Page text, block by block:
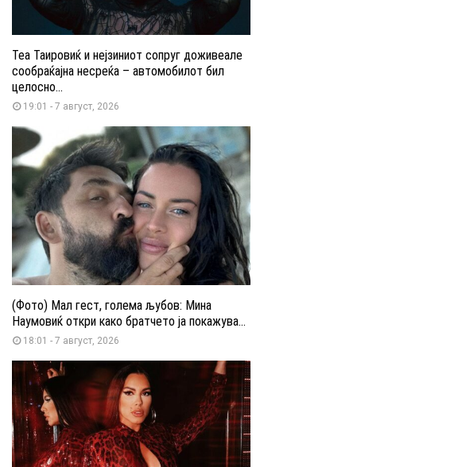
Теа Таировиќ и нејзиниот сопруг доживеале
сообраќајна несреќа – автомобилот бил
целосно...
19:01 - 7 август, 2026
(Фото) Мал гест, голема љубов: Мина
Наумовиќ откри како братчето ја покажува...
18:01 - 7 август, 2026